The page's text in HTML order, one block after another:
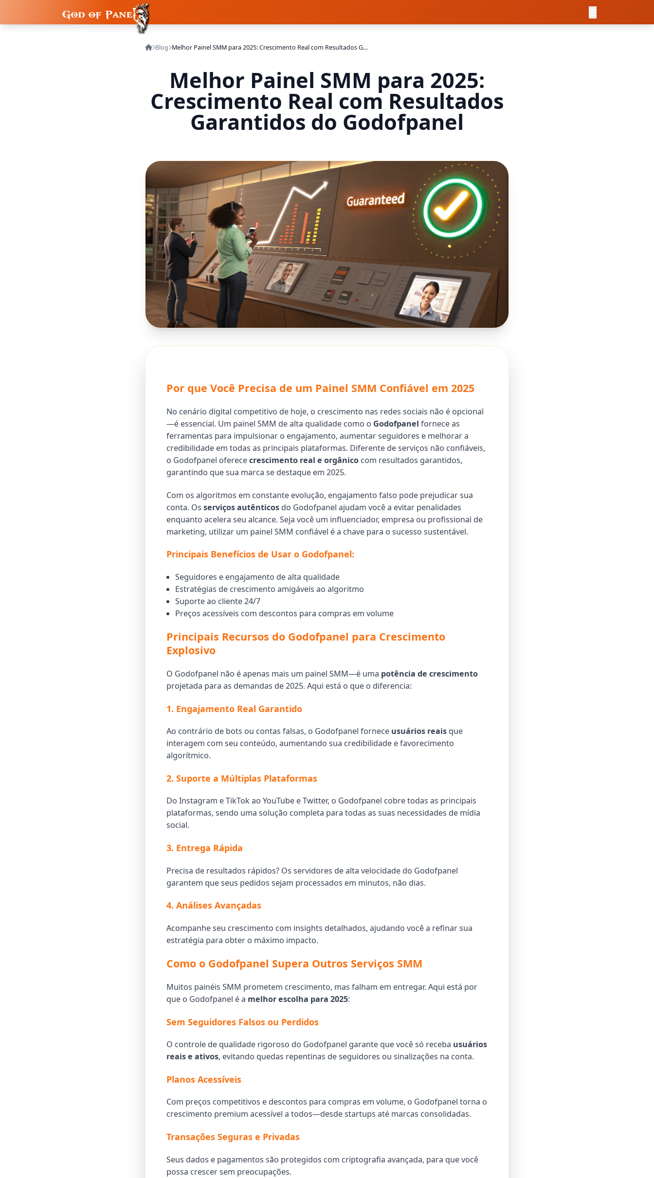
Blog Melhor Painel SMM para 2025: Crescimento Real com Resultados Garantidos do Godofpanel
Melhor Painel SMM para 2025:
Crescimento Real com Resultados
Garantidos do Godofpanel
Por que Você Precisa de um Painel SMM Confiável em 2025
No cenário digital competitivo de hoje, o crescimento nas redes sociais não é opcional
—é essencial. Um painel SMM de alta qualidade como o Godofpanel fornece as
ferramentas para impulsionar o engajamento, aumentar seguidores e melhorar a
credibilidade em todas as principais plataformas. Diferente de serviços não confiáveis,
o Godofpanel oferececrescimento real e orgânicocom resultados garantidos,
garantindo que sua marca se destaque em 2025.
Com os algoritmos em constante evolução, engajamento falso pode prejudicar sua
conta. Os serviços autênticosdo Godofpanel ajudam você a evitar penalidades
enquanto acelera seu alcance. Seja você um influenciador, empresa ou profissional de
marketing, utilizar um painel SMM confiável é a chave para o sucesso sustentável.
Principais Benefícios de Usar o Godofpanel:
Seguidores e engajamento de alta qualidade
Estratégias de crescimento amigáveis ao algoritmo
Suporte ao cliente 24/7
Preços acessíveis com descontos para compras em volume
Principais Recursos do Godofpanel para Crescimento
Explosivo
O Godofpanel não é apenas mais um painel SMM—é uma potência de crescimento
projetada para as demandas de 2025. Aqui está o que o diferencia:
1. Engajamento Real Garantido
Ao contrário de bots ou contas falsas, o Godofpanel fornece usuários reaisque
interagem com seu conteúdo, aumentando sua credibilidade e favorecimento
algorítmico.
2. Suporte a Múltiplas Plataformas
Do Instagram e TikTok ao YouTube e Twitter, o Godofpanel cobre todas as principais
plataformas, sendo uma solução completa para todas as suas necessidades de mídia
social.
3. Entrega Rápida
Precisa de resultados rápidos? Os servidores de alta velocidade do Godofpanel
garantem que seus pedidos sejam processados em minutos, não dias.
4. Análises Avançadas
Acompanhe seu crescimento com insights detalhados, ajudando você a refinar sua
estratégia para obter o máximo impacto.
Como o Godofpanel Supera Outros Serviços SMM
Muitos painéis SMM prometem crescimento, mas falham em entregar. Aqui está por
que o Godofpanel é a melhor escolha para 2025:
Sem Seguidores Falsos ou Perdidos
O controle de qualidade rigoroso do Godofpanel garante que você só receba usuários
reais e ativos, evitando quedas repentinas de seguidores ou sinalizações na conta.
Planos Acessíveis
Com preços competitivos e descontos para compras em volume, o Godofpanel torna o
crescimento premium acessível a todos—desde startups até marcas consolidadas.
Transações Seguras e Privadas
Seus dados e pagamentos são protegidos com criptografia avançada, para que você
possa crescer sem preocupações.